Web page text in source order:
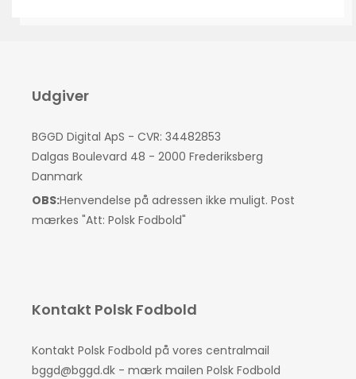
Udgiver
BGGD Digital ApS - CVR: 34482853
Dalgas Boulevard 48 - 2000 Frederiksberg
Danmark
OBS:Henvendelse på adressen ikke muligt. Post
mærkes "Att: Polsk Fodbold"
Kontakt Polsk Fodbold
Kontakt Polsk Fodbold på vores centralmail
bggd@bggd.dk - mærk mailen Polsk Fodbold